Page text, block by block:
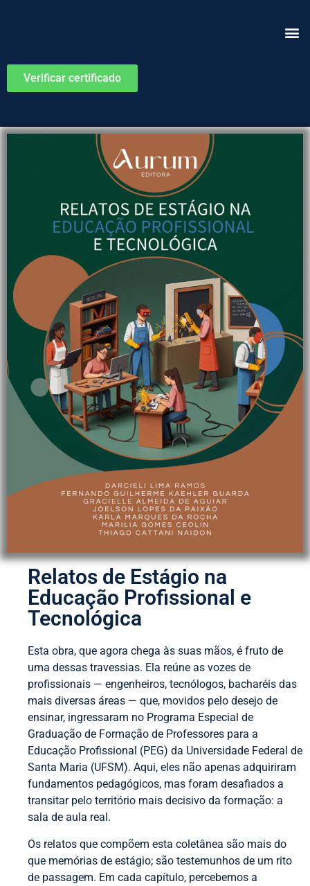
Verificar certificado
Relatos de Estágio na
Educação Profissional e
Tecnológica
Esta obra, que agora chega às suas mãos, é fruto de
uma dessas travessias. Ela reúne as vozes de
profissionais — engenheiros, tecnólogos, bacharéis das
mais diversas áreas — que, movidos pelo desejo de
ensinar, ingressaram no Programa Especial de
Graduação de Formação de Professores para a
Educação Profissional (PEG) da Universidade Federal de
Santa Maria (UFSM). Aqui, eles não apenas adquiriram
fundamentos pedagógicos, mas foram desafiados a
transitar pelo território mais decisivo da formação: a
sala de aula real.
Os relatos que compõem esta coletânea são mais do
que memórias de estágio; são testemunhos de um rito
de passagem. Em cada capítulo, percebemos a